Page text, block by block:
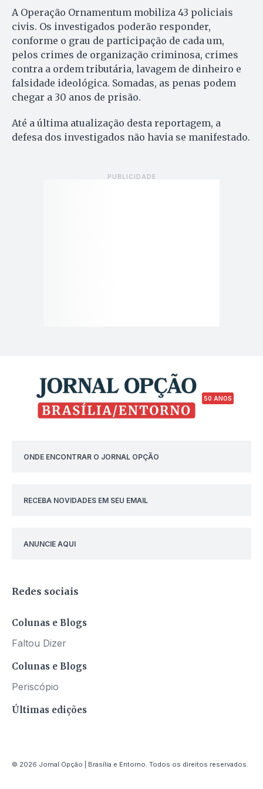
A Operação Ornamentum mobiliza 43 policiais
civis. Os investigados poderão responder,
conforme o grau de participação de cada um,
pelos crimes de organização criminosa, crimes
contra a ordem tributária, lavagem de dinheiro e
falsidade ideológica. Somadas, as penas podem
chegar a 30 anos de prisão.
Até a última atualização desta reportagem, a
defesa dos investigados não havia se manifestado.
50 ANOS
ONDE ENCONTRAR O JORNAL OPÇÃO
RECEBA NOVIDADES EM SEU EMAIL
ANUNCIE AQUI
Redes sociais
Colunas e Blogs
Faltou Dizer
Colunas e Blogs
Periscópio
Últimas edições
© 2026 Jornal Opção | Brasília e Entorno. Todos os direitos reservados.